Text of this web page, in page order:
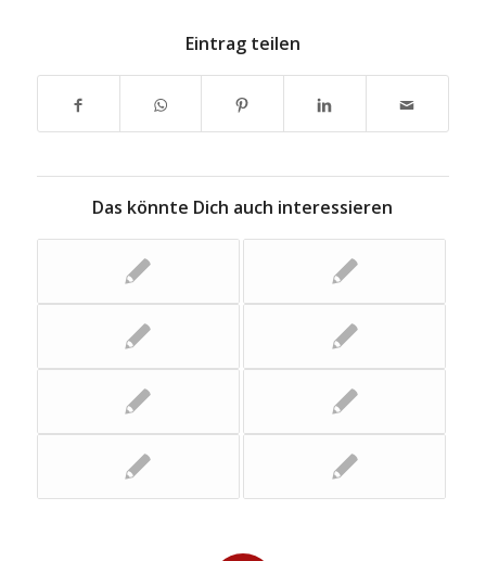
Eintrag teilen
Das könnte Dich auch interessieren